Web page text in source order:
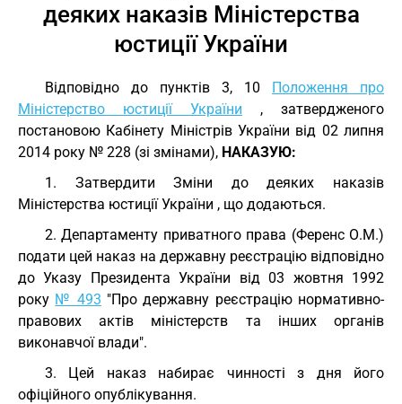
деяких наказів Міністерства
юстиції України
Відповідно до пунктів 3, 10 Положення про
Міністерство юстиції України , затвердженого
постановою Кабінету Міністрів України від 02 липня
2014 року № 228 (зі змінами), НАКАЗУЮ:
1. Затвердити Зміни до деяких наказів
Міністерства юстиції України , що додаються.
2. Департаменту приватного права (Ференс О.М.)
подати цей наказ на державну реєстрацію відповідно
до Указу Президента України від 03 жовтня 1992
року № 493 "Про державну реєстрацію нормативно-
правових актів міністерств та інших органів
виконавчої влади".
3. Цей наказ набирає чинності з дня його
офіційного опублікування.